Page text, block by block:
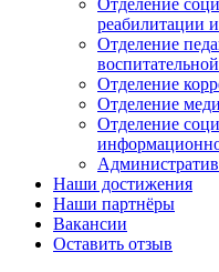
Отделение
реабилитации
Отделение
Отделение
Отделение
Отделение
Наши достижения
Наши партнёры
Вакансии
Оставить отзыв